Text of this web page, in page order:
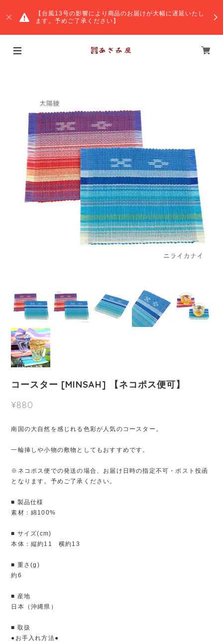
【台風13号の影響により商品のお届けが大幅に遅延いたし
ます。予めご了承ください】
コースター [MINSAH] 【ネコポス便可】
¥880
南国の大自然を感じれる色彩が人気のコースター。
一輪挿しや小物の敷物としてもおすすめです。
※ネコポス便での発送の場合、お届け日時の指定不可・ポスト投函
となります。予めご了承ください。
■ 製品仕様
素材：綿100%
■ サイズ(cm)
本体：縦約11 横約13
■ 重さ(g)
約6
■ 産地
日本（沖縄県）
■ 取扱
●お手入れ方法●